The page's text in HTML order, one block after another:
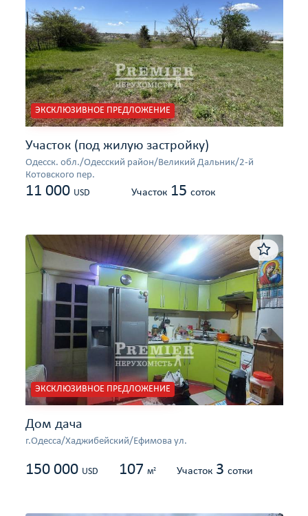
ЭКСКЛЮЗИВНОЕ ПРЕДЛОЖЕНИЕ
Участок (под жилую застройку)
Одесcк. обл./Одесский район/Великий Дальник/2-й
Котовского пер.
11 000 USD Участок 15 соток
ЭКСКЛЮЗИВНОЕ ПРЕДЛОЖЕНИЕ
Дом дача
г.Одесса/Хаджибейский/Ефимова ул.
150 000 USD 107 м2 Участок 3 сотки